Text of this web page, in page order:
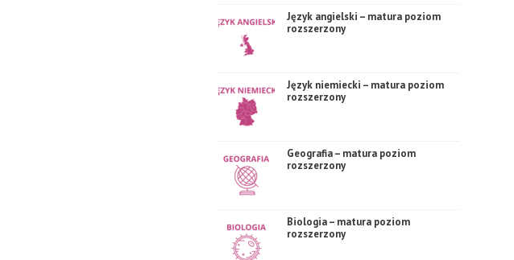
Język angielski – matura poziom
rozszerzony
Język niemiecki – matura poziom
rozszerzony
Geografia – matura poziom
rozszerzony
Biologia – matura poziom
rozszerzony